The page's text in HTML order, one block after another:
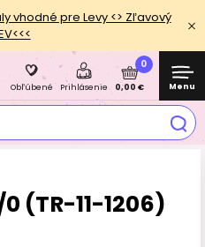
vhodné pre Levy <> Zľavový
Obľúbené Prihlásenie
0
0,00 € Menu
(TR-11-1206)